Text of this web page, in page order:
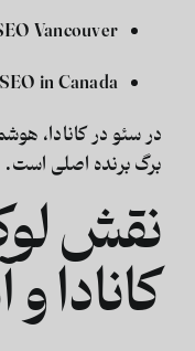
Vancouver
SEO in Canada
درسئو در کانادا،
برگ برنده اصلی است.
نقش
کانادا